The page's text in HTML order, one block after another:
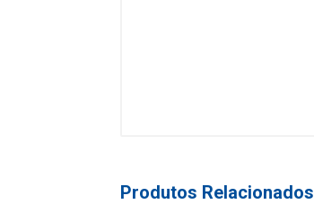
Produtos Relacionados